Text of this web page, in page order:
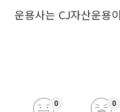
운용사는 CJ자산운용
0 0